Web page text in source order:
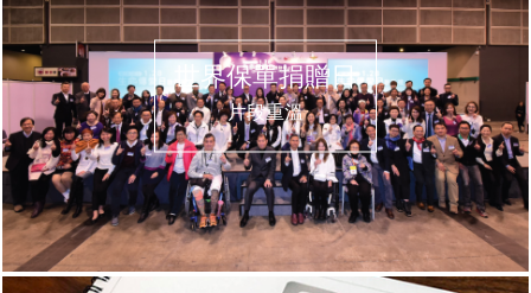
世界保單捐贈日
片段重溫